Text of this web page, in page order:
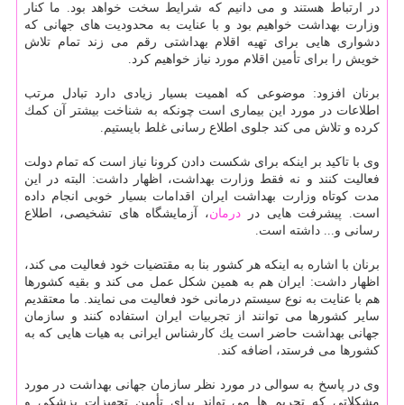
در ارتباط هستند و می دانیم كه شرایط سخت خواهد بود. ما كنار
وزارت بهداشت خواهیم بود و با عنایت به محدودیت های جهانی كه
دشواری هایی برای تهیه اقلام بهداشتی رقم می زند تمام تلاش
خویش را برای تأمین اقلام مورد نیاز خواهیم كرد.
برنان افزود: موضوعی كه اهمیت بسیار زیادی دارد تبادل مرتب
اطلاعات در مورد این بیماری است چونكه به شناخت بیشتر آن كمك
كرده و تلاش می كند جلوی اطلاع رسانی غلط بایستیم.
وی با تاكید بر اینكه برای شكست دادن كرونا نیاز است كه تمام دولت
فعالیت كنند و نه فقط وزارت بهداشت، اظهار داشت: البته در این
مدت كوتاه وزارت بهداشت ایران اقدامات بسیار خوبی انجام داده
است. پیشرفت هایی در درمان، آزمایشگاه های تشخیصی، اطلاع
رسانی و... داشته است.
برنان با اشاره به اینكه هر كشور بنا به مقتضیات خود فعالیت می كند،
اظهار داشت: ایران هم به همین شكل عمل می كند و بقیه كشورها
هم با عنایت به نوع سیستم درمانی خود فعالیت می نمایند. ما معتقدیم
سایر كشورها می توانند از تجربیات ایران استفاده كنند و سازمان
جهانی بهداشت حاضر است یك كارشناس ایرانی به هیات هایی كه به
كشورها می فرستد، اضافه كند.
وی در پاسخ به سوالی در مورد نظر سازمان جهانی بهداشت در مورد
مشكلاتی كه تحریم ها می تواند برای تأمین تجهیزات پزشكی و